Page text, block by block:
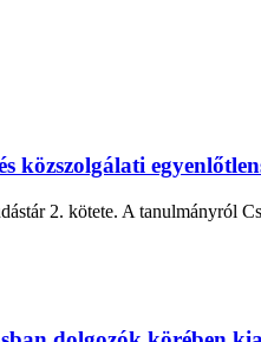
közszolgálati
2. kötete. A tanulmányról